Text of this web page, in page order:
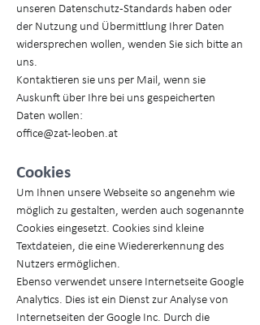
unseren Datenschutz-Standards haben oder
der Nutzung und Übermittlung Ihrer Daten
widersprechen wollen, wenden Sie sich bitte an
uns.
Kontaktieren sie uns per Mail, wenn sie
Auskunft über Ihre bei uns gespeicherten
Daten wollen:
office@zat-leoben.at
Cookies
Um Ihnen unsere Webseite so angenehm wie
möglich zu gestalten, werden auch sogenannte
Cookies eingesetzt. Cookies sind kleine
Textdateien, die eine Wiedererkennung des
Nutzers ermöglichen.
Ebenso verwendet unsere Internetseite Google
Analytics. Dies ist ein Dienst zur Analyse von
Internetseiten der Google Inc. Durch die